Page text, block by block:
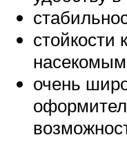
стойкости
очень